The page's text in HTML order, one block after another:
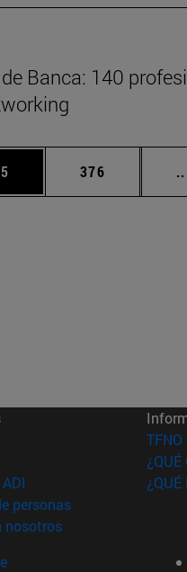
Banca: 140
para desplazarse.
Página
376
(abre en nueva ventana)
en nueva ventana)
(abre en nueva ventana)
personas(abre en nueva
nosotros(abre en nueva
¿QUÉ
¿QUÉ